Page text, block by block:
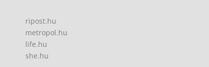
ripost.hu
metropol.hu
life.hu
she.hu